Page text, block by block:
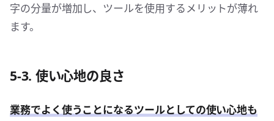
字の分量が増加し、ツールを使用するメリットが薄れ
ます。
5-3. 使い心地の良さ
業務でよく使うことになるツールとしての使い心地も